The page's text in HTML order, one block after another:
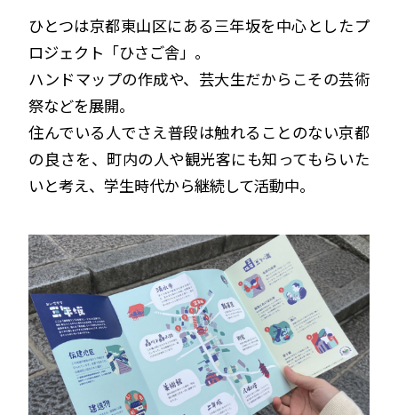
ひとつは京都東山区にある三年坂を中心としたプ
ロジェクト「ひさご舎」。
ハンドマップの作成や、芸大生だからこその芸術
祭などを展開。
住んでいる人でさえ普段は触れることのない京都
の良さを、町内の人や観光客にも知ってもらいた
いと考え、学生時代から継続して活動中。